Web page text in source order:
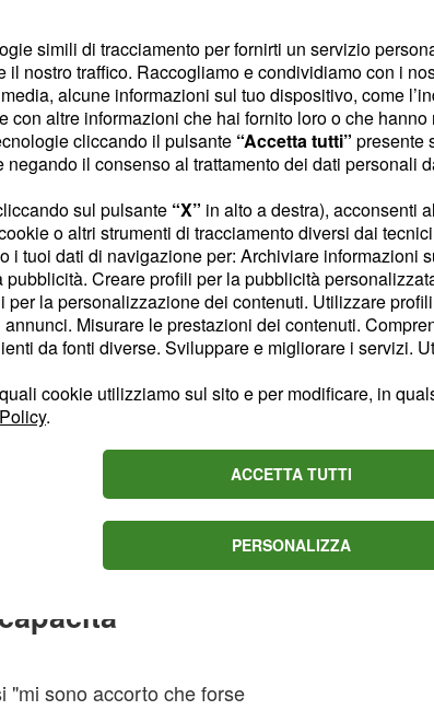
una decina di giorni - ha
è stata lunga e
mi sono fermato di nuovo, a
di riposare per recuperare
è passato dalla Jumbo-
che "sono stati
perfino al cuore. Dai
della
"mi sono accorto che forse
simili di tracciamento per fornirti un servizio
il nostro traffico. Raccogliamo e condividiamo con i
alcune informazioni sul tuo dispositivo, come
con altre informazioni che hai fornito loro o che
cliccando il pulsante “Accetta tutti” presente
il consenso al trattamento dei dati personali
sul pulsante “X” in alto a destra), acconsenti
o altri strumenti di tracciamento diversi dai
i tuoi dati di navigazione per: Archiviare informazioni
Creare profili per la pubblicità
per la personalizzazione dei contenuti. Utilizzare
Misurare le prestazioni dei contenuti.
da fonti diverse. Sviluppare e migliorare i servizi.
cookie utilizziamo sul sito e per modificare, in
.
ACCETTA TUTTI
PERSONALIZZA